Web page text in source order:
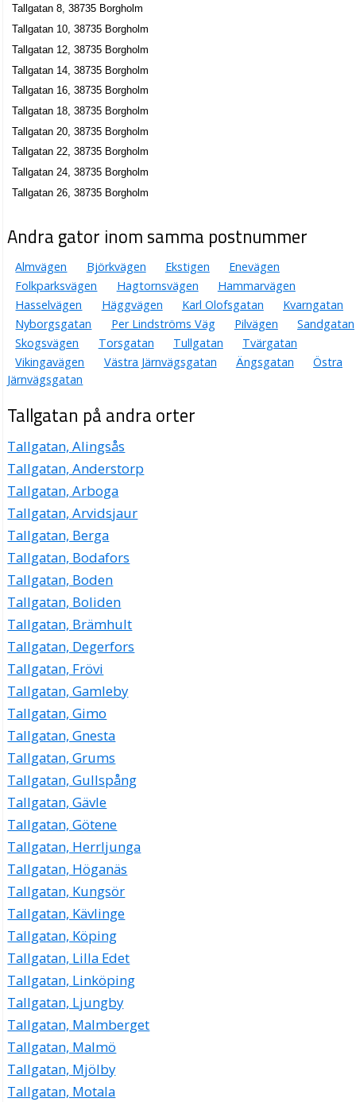
Tallgatan 8, 38735 Borgholm
Tallgatan 10, 38735 Borgholm
Tallgatan 12, 38735 Borgholm
Tallgatan 14, 38735 Borgholm
Tallgatan 16, 38735 Borgholm
Tallgatan 18, 38735 Borgholm
Tallgatan 20, 38735 Borgholm
Tallgatan 22, 38735 Borgholm
Tallgatan 24, 38735 Borgholm
Tallgatan 26, 38735 Borgholm
Andra gator inom samma postnummer
Almvägen Björkvägen Ekstigen
Enevägen
Folkparksvägen
Hagtornsvägen
Hammarvägen
Hasselvägen
Häggvägen Karl Olofsgatan
Kvarngatan
Nyborgsgatan
Per Lindströms Väg Pilvägen
Sandgatan
Skogsvägen
Torsgatan Tullgatan
Tvärgatan
Vikingavägen
Västra Järnvägsgatan Ängsgatan
Östra
Järnvägsgatan
Tallgatan på andra orter
Tallgatan, Alingsås
Tallgatan, Anderstorp
Tallgatan, Arboga
Tallgatan, Arvidsjaur
Tallgatan, Berga
Tallgatan, Bodafors
Tallgatan, Boden
Tallgatan, Boliden
Tallgatan, Brämhult
Tallgatan, Degerfors
Tallgatan, Frövi
Tallgatan, Gamleby
Tallgatan, Gimo
Tallgatan, Gnesta
Tallgatan, Grums
Tallgatan, Gullspång
Tallgatan, Gävle
Tallgatan, Götene
Tallgatan, Herrljunga
Tallgatan, Höganäs
Tallgatan, Kungsör
Tallgatan, Kävlinge
Tallgatan, Köping
Tallgatan, Lilla Edet
Tallgatan, Linköping
Tallgatan, Ljungby
Tallgatan, Malmberget
Tallgatan, Malmö
Tallgatan, Mjölby
Tallgatan, Motala